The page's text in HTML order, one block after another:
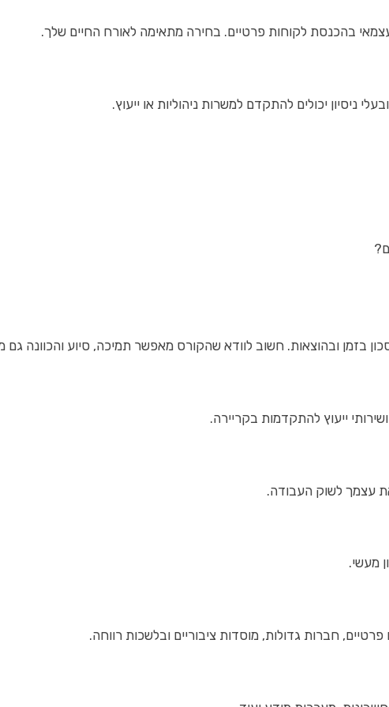
בהכנסת לקוחות פרטיים. בחירה מתאימה לאורח החיים שלך.
ניסיון יכולים להתקדם למשרות ניהוליות או ייעוץ.
בזמן ובהוצאות. חשוב לוודא שהקורס מאפשר תמיכה, סיוע והכוונה גם
ייעוץ להתקדמות בקריירה.
עצמך לשוק העבודה.
מעשי.
חברות גדולות, מוסדות ציבוריים ובלשכות רווחה.